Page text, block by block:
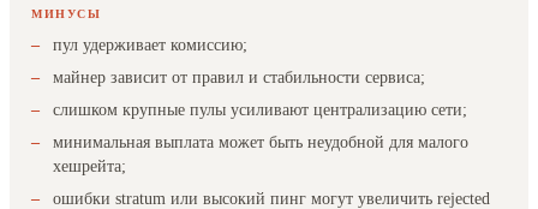
МИНУСЫ
пул удерживает комиссию;
майнер зависит от правил и стабильности сервиса;
слишком крупные пулы усиливают централизацию сети;
минимальная выплата может быть неудобной для малого
хешрейта;
ошибки stratum или высокий пинг могут увеличить rejected